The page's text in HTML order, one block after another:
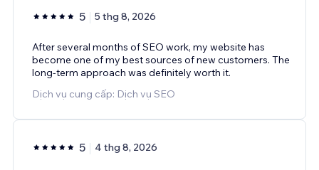
5 5 thg 8, 2026
After several months of SEO work, my website has
become one of my best sources of new customers. The
long-term approach was definitely worth it.
Dịch vụ cung cấp: Dịch vụ SEO
5 4 thg 8, 2026